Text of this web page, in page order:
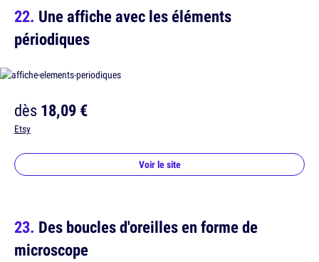
Une affiche avec les éléments
périodiques
dès18,09 €
Etsy
Voir le site
Des boucles d'oreilles en forme de
microscope